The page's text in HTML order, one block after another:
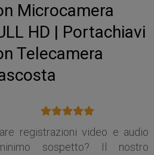
Microcamera
HD | Portachiavi
Telecamera
registrazioni video e audio
sospetto? Il nostro